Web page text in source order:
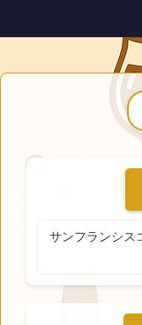
サンフランシス